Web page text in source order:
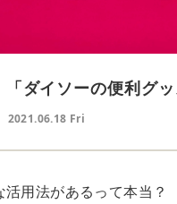
ダイソーの便利グ
2021.06.18 Fri
用法があるって本当？